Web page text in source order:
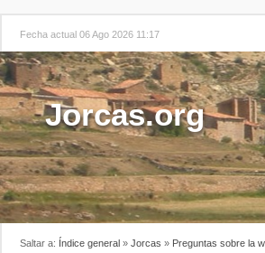
Fecha actual 06 Ago 2026 11:17
Jorcas.org
Saltar a: Índice general » Jorcas » Preguntas sobre la